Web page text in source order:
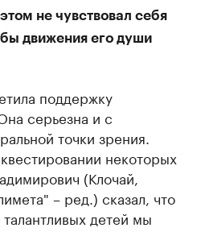
не чувствовал себя
движения его души
поддержку
серьезна и с
точки зрения.
некоторых
(Клочай,
– ред.) сказал, что
детей мы